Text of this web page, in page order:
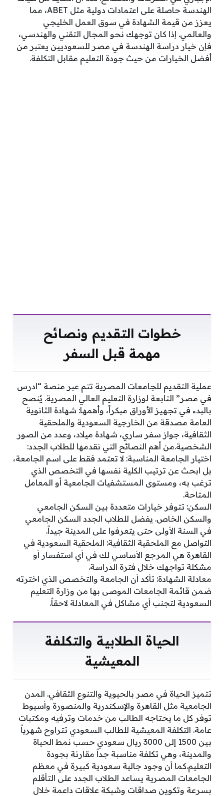
الهندسة حاصلة على اعتمادات دولية مثل ABET، مما
يعزز من قيمة الشهادة في سوق العمل الخليجي
والعالمي. إذا كان توجهك نحو المجال التقني والهندسي،
فإن خيار دراسة الهندسة في مصر للسعوديين يعتبر من
أفضل الخيارات من حيث جودة التعليم مقابل التكلفة.
خطوات التقديم ونصائح
مهمة قبل السفر
عملية التقديم للجامعات المصرية تتم عبر منصة “ادرس
في مصر” التابعة لوزارة التعليم العالي المصرية. يُنصح
بالبدء في تجهيز الأوراق مبكراً، وأهمها: شهادة الثانوية
العامة مصدقة من الخارجية السعودية والملحقية
الثقافية، جواز سفر ساري، شهادة ميلاد، وعدد من الصور
الشخصية.من أهم النصائح التي نقدمها للطلاب الجدد:
اختيار الجامعة المناسبة: لا تعتمد فقط على اسم الجامعة،
بل ابحث عن ترتيب الكلية نفسها في التخصص الذي
ترغب به، ومستوى المستشفيات الجامعية أو المعامل
المتاحة.
السكن: تتوفر خيارات متعددة بين السكن الجامعي
والسكن الخاص. يفضل للطلاب الجدد السكن الجامعي
في السنة الأولى حتى يتعرفوا على المدينة جيداً.
التواصل مع الملحقية الثقافية: الملحقية السعودية في
القاهرة هي المرجع الأساسي لك في أي استفسار أو
مشكلة تواجهك خلال فترة الدراسة.
معادلة الشهادة: تأكد أن الجامعة والتخصص الذي اخترته
ضمن قائمة الجامعات الموصى بها من وزارة التعليم
السعودية لتجنب أي مشاكل في المعادلة لاحقاً.
الحياة الطلابية والتكلفة
المعيشية
تتميز الحياة في مصر بالحيوية والتنوع الثقافي. المدن
الجامعية مثل القاهرة والإسكندرية والمنصورة وأسيوط
توفر كل ما يحتاجه الطالب من خدمات وترفيه ومكتبات
عامة. التكلفة المعيشية للطالب السعودي تتراوح شهرياً
بين 1500 إلى 3000 ريال سعودي حسب نمط الحياة
والمدينة، وهي تكلفة مناسبة جداً مقارنة بجودة
التعليم.كما أن وجود جالية سعودية كبيرة في معظم
الجامعات المصرية يساعد الطلاب الجدد على التأقلم
بسرعة وتكوين صداقات وشبكة علاقات داعمة خلال